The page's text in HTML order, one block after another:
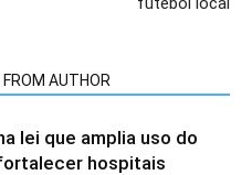
FROM AUTHOR
lei que amplia uso do
hospitais